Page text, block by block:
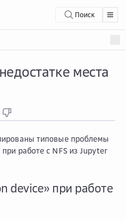
Поиск
места
типовые проблемы
работе с NFS из Jupyter
device» при работе